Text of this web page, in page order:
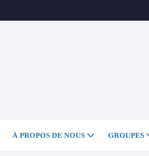
À PROPOS DE NOUS GROUPES